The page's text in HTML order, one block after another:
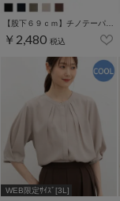
【股下６９ｃｍ】チノテーパード(股下60/63/66/69cm展開)
￥2,480 税込
WEB限定ｻｲｽﾞ[3L]